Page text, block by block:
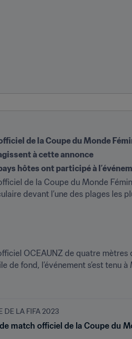
de la Coupe du Monde
à cette annonce
hôtes ont participé à
de la Coupe du Monde
devant l’une des plages les
OCEAUNZ de quatre
de fond, l’événement s’est tenu
DE LA FIFA 2023
match officiel de la Coupe du